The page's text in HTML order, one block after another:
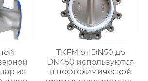
из
TKFM от DN50 до
DN450 используются
в нефтехимической